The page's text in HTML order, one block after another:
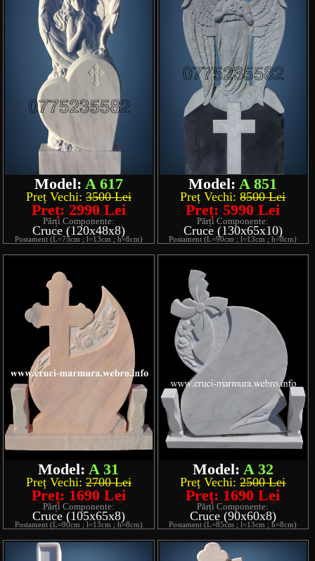
Model: A 617
Preț Vechi: 3500 Lei
Preț: 2990 Lei
Părți Componente:
Cruce (120x48x8)
Postament (L=75cm ; l=13cm ; h=8cm)
Model: A 851
Preț Vechi:8500 Lei
Preț: 5990 Lei
Părți Componente:
Cruce (130x65x10)
Postament (L=90cm ; l=13cm ; h=8cm)
Model: A 31
Preț Vechi: 2700 Lei
Preț: 1690 Lei
Părți Componente:
Cruce (105x65x8)
Postament (L=90cm ; l=13cm ; h=8cm)
Model: A 32
Preț Vechi:2500 Lei
Preț: 1690 Lei
Părți Componente:
Cruce (90x60x8)
Postament (L=85cm ; l=13cm ; h=8cm)